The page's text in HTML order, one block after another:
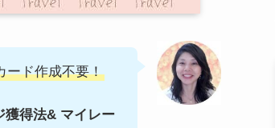
ード作成不要！
獲得法& マイレー